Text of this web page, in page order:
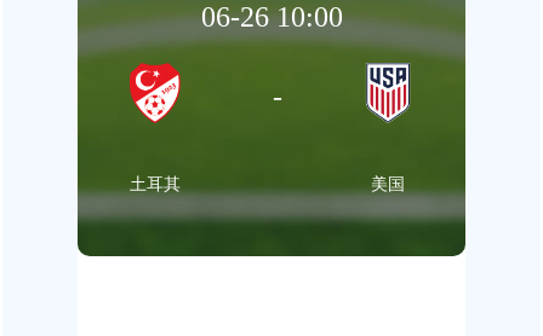
06-26 10:00
土耳其
-
美国